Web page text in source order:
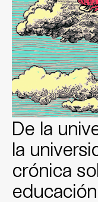
De la
la
crónica